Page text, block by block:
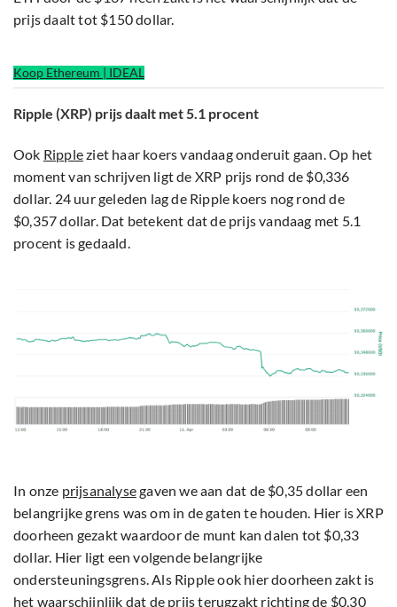
prijs daalt tot $150 dollar.
Koop Ethereum | IDEAL
Ripple (XRP) prijs daalt met 5.1 procent
Ook Rippleziet haar koers vandaag onderuit gaan. Op het
moment van schrijven ligt de XRP prijs rond de $0,336
dollar. 24 uur geleden lag de Ripple koers nog rond de
$0,357 dollar. Dat betekent dat de prijs vandaag met 5.1
procent is gedaald.
In onze prijsanalysegaven we aan dat de $0,35 dollar een
belangrijke grens was om in de gaten te houden. Hier is XRP
doorheen gezakt waardoor de munt kan dalen tot $0,33
dollar. Hier ligt een volgende belangrijke
ondersteuningsgrens. Als Ripple ook hier doorheen zakt is
het waarschijnlijk dat de prijs terugzakt richting de $0,30